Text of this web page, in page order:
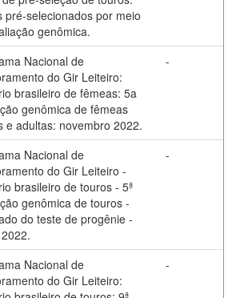
pré-selecionados por meio
genômica.
Nacional de
do Gir Leiteiro:
brasileiro de fêmeas: 5a
genômica de fêmeas
e adultas: novembro 2022.
-
Nacional de
do Gir Leiteiro -
brasileiro de touros - 5ª
genômica de touros -
do teste de progênie -
-
Nacional de
do Gir Leiteiro:
-